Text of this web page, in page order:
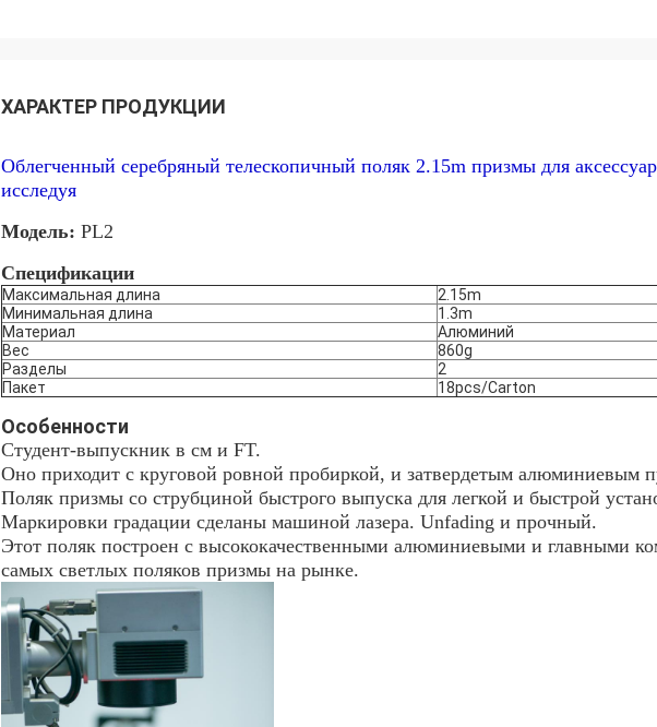
ХАРАКТЕР ПРОДУКЦИИ
Облегченный серебряный телескопичный поляк 2.15m призмы для
исследуя
Модель: PL2
Спецификации
Максимальная длина
2.15m
Минимальная длина
1.3m
Материал
Алюминий
Вес
860g
Разделы
2
Пакет
18pcs/Carton
Особенности
Студент-выпускник в см и FT.
Оно приходит с круговой ровной пробиркой, и затвердетым алюминиевым
Поляк призмы со струбциной быстрого выпуска для легкой и быстрой
Маркировки градации сделаны машиной лазера. Unfading и прочный.
Этот поляк построен с высококачественными алюминиевыми и главными
самых светлых поляков призмы на рынке.